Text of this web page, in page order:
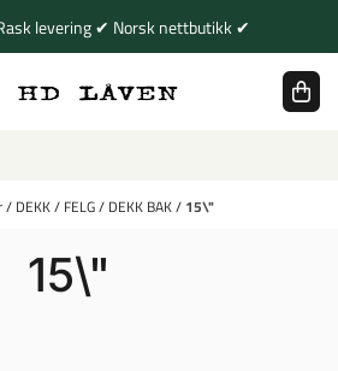
levering ✔ Norsk nettbutikk ✔
/ DEKK/ FELG/ DEKK BAK/ 15\"
15\"